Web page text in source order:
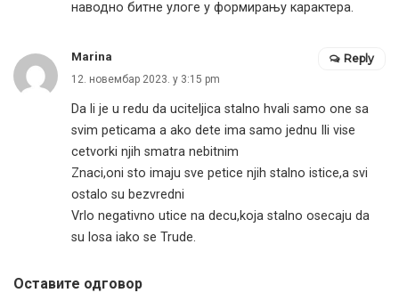
наводно битне улоге у формирању карактера.
Marina
12. новембар 2023. у 3:15 pm
Da li je u redu da uciteljica stalno hvali samo one sa
svim peticama a ako dete ima samo jednu Ili vise
cetvorki njih smatra nebitnim
Znaci,oni sto imaju sve petice njih stalno istice,a svi
ostalo su bezvredni
Vrlo negativno utice na decu,koja stalno osecaju da
su losa iako se Trude.
Reply
Оставите одговор